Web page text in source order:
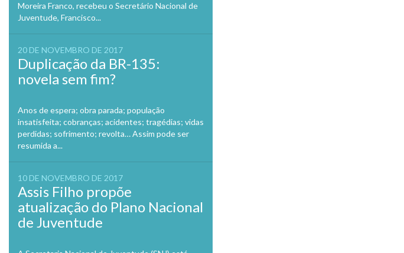
Moreira Franco, recebeu o Secretário Nacional de
Juventude, Francisco...
20 DE NOVEMBRO DE 2017
Duplicação da BR-135:
novela sem fim?
Anos de espera; obra parada; população
insatisfeita; cobranças; acidentes; tragédias; vidas
perdidas; sofrimento; revolta… Assim pode ser
resumida a...
10 DE NOVEMBRO DE 2017
Assis Filho propõe
atualização do Plano Nacional
de Juventude